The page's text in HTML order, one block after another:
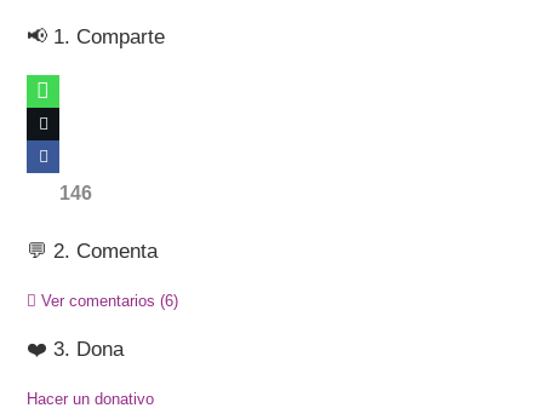
📢 1. Comparte
146
💬 2. Comenta
Ver comentarios(6)
❤️ 3. Dona
Hacer un donativo